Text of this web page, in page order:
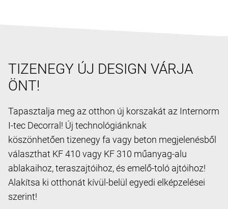
TIZENEGY ÚJ DESIGN VÁRJA
ÖNT!
Tapasztalja meg az otthon új korszakát az Internorm
I-tec Decorral! Új technológiánknak
köszönhetően tizenegy fa vagy beton megjelenésből
választhat KF 410 vagy KF 310 műanyag-alu
ablakaihoz, teraszajtóihoz, és emelő-toló ajtóihoz!
Alakítsa ki otthonát kívül-belül egyedi elképzelései
szerint!